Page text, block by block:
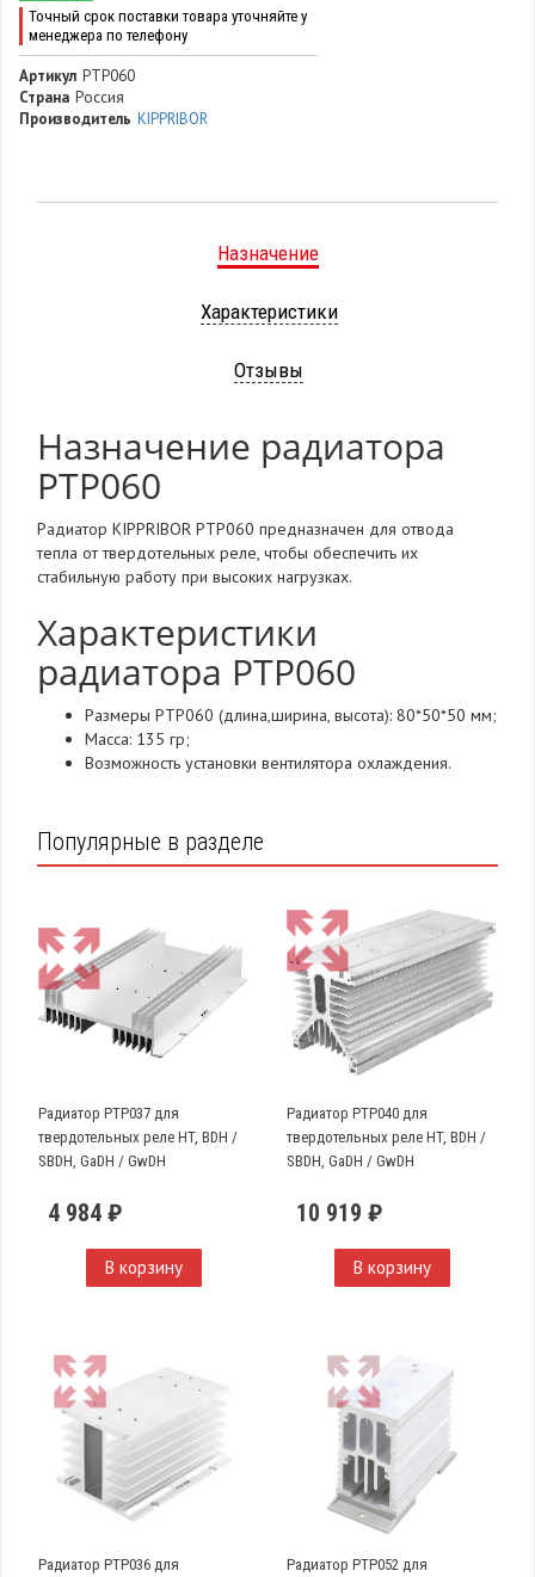
Точный срок поставки товара уточняйте у
менеджера по телефону
Артикул РТР060
Страна Россия
Производитель KIPPRIBOR
Назначение
Характеристики
Отзывы
Назначение радиатора
РТР060
Радиатор KIPPRIBOR РТР060 предназначен для отвода
тепла от твердотельных реле, чтобы обеспечить их
стабильную работу при высоких нагрузках.
Характеристики
радиатора РТР060
Размеры РТР060 (длина,ширина, высота): 80*50*50 мм;
Масса: 135 гр;
Возможность установки вентилятора охлаждения.
Популярные в разделе
Радиатор PTP037 для
твердотельных реле HT, BDH /
SBDH, GaDH / GwDH
4 984 ₽
В корзину
Радиатор PTP040 для
твердотельных реле HT, BDH /
SBDH, GaDH / GwDH
10 919 ₽
В корзину
Радиатор PTP036 для
Радиатор PTP052 для